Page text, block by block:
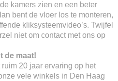
kamers zien en een beter
bent de vloer los te monteren,
kliksysteemvideo’s. Twijfel
niet om contact met ons op
de maat!
20 jaar ervaring op het
vele winkels in Den Haag